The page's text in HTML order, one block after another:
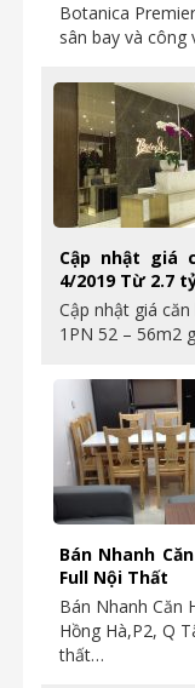
Botanica
sân bay và
Cập nhật giá
4/2019 Từ 2.7
Cập nhật giá
1PN 52 – 56m2
Bán Nhanh
Full Nội Thất
Bán Nhanh Căn
Hồng Hà,P2, Q
thất…